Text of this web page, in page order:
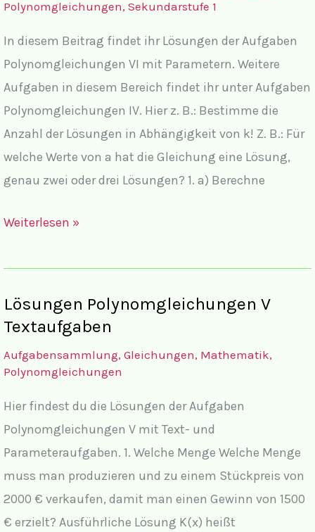
Polynomgleichungen, Sekundarstufe 1
In diesem Beitrag findet ihr Lösungen der Aufgaben
Polynomgleichungen VI mit Parametern. Weitere
Aufgaben in diesem Bereich findet ihr unter Aufgaben
Polynomgleichungen IV. Hier z. B.: Bestimme die
Anzahl der Lösungen in Abhängigkeit von k! Z. B.: Für
welche Werte von a hat die Gleichung eine Lösung,
genau zwei oder drei Lösungen? 1. a) Berechne
Lösungen
VI
Parametern
mit
komplettem
Lösungsweg
Weiterlesen »
Lösungen Polynomgleichungen V
Textaufgaben
Aufgabensammlung, Gleichungen, Mathematik,
Polynomgleichungen
Hier findest du die Lösungen der Aufgaben
Polynomgleichungen V mit Text- und
Parameteraufgaben. 1. Welche Menge Welche Menge
muss man produzieren und zu einem Stückpreis von
2000 € verkaufen, damit man einen Gewinn von 1500
€ erzielt? Ausführliche Lösung K(x) heißt